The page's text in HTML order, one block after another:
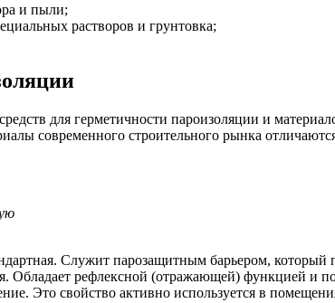
и пыли;
растворов и грунтовка;
для герметичности пароизоляции и
современного строительного рынка
Служит парозащитным барьером, который
Обладает рефлексной (отражающей) функцией и
Это свойство активно используется в